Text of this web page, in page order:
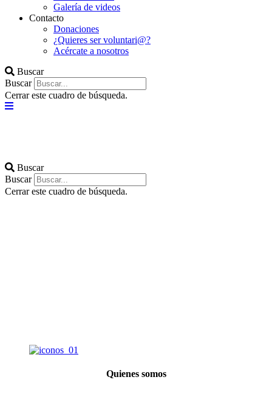
Galería de videos
Contacto
Donaciones
¿Quieres ser voluntari@?
Acércate a nosotros
Buscar
Buscar
Cerrar este cuadro de búsqueda.
Buscar
Buscar
Cerrar este cuadro de búsqueda.
Quienes somos